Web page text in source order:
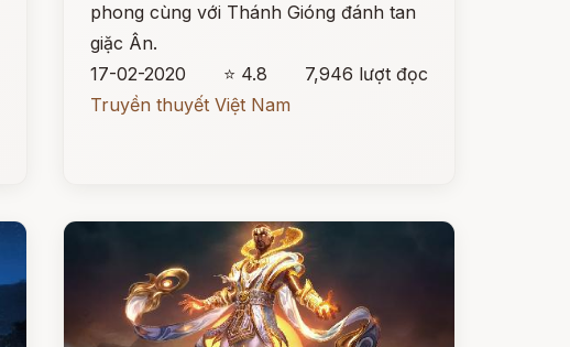
phong cùng với Thánh Gióng đánh tan
giặc Ân.
17-02-2020
⭐ 4.8
7,946 lượt đọc
Truyền thuyết Việt Nam